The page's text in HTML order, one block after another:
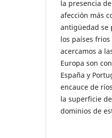
la presencia
afección más
antigüedad se
los países
acercamos a
Europa son
España y
encauce de
la superficie
dominios de